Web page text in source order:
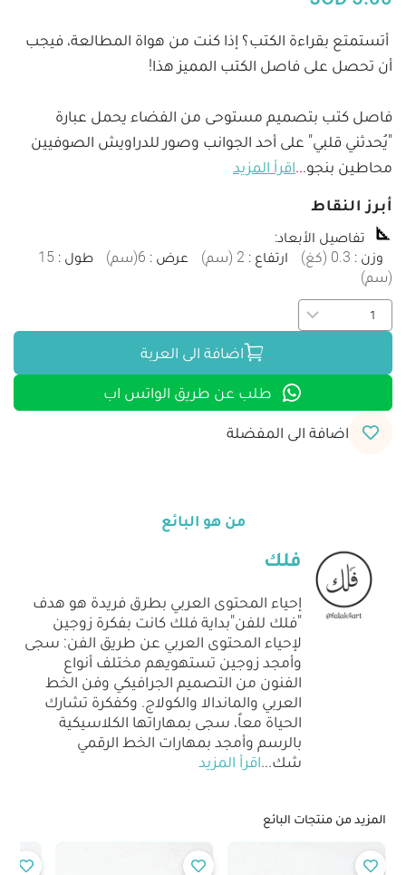
أتستمتع بقراءة الكتب؟ إذا كنت من هواة المطالعة، فيجب
فاصل كتب بتصميم مستوحى من الفضاء يحمل عبارة
"يُحدثني قلبي" على أحد الجوانب وصور للدراويش الصوفيين
محاطين بنجو...اقرأ المزيد
أبرز النقاط
تفاصيل الأبعاد:
وزن :
0.3
(كغ) ارتفاع :
2
(سم) عرض :
6
(سم) طول :
15
(سم)
اضافة الى العربة
طلب عن طريق الواتس اب
اضافة الى المفضلة
من هو البائع
فلك
إحياء المحتوى العربي بطرق فريدة هو هدف
"فلك للفن"بداية فلك كانت بفكرة زوجين
لإحياء المحتوى العربي عن طريق الفن: سجى
وأمجد زوجين تستهويهم مختلف أنواع
الفنون من التصميم الجرافيكي وفن الخط
العربي والماندالا والكولاج. وكفكرة تشارك
الحياة معاً، سجى بمهاراتها الكلاسيكية
بالرسم وأمجد بمهارات الخط الرقمي
شك...اقرأ المزيد
المزيد من منتجات البائع